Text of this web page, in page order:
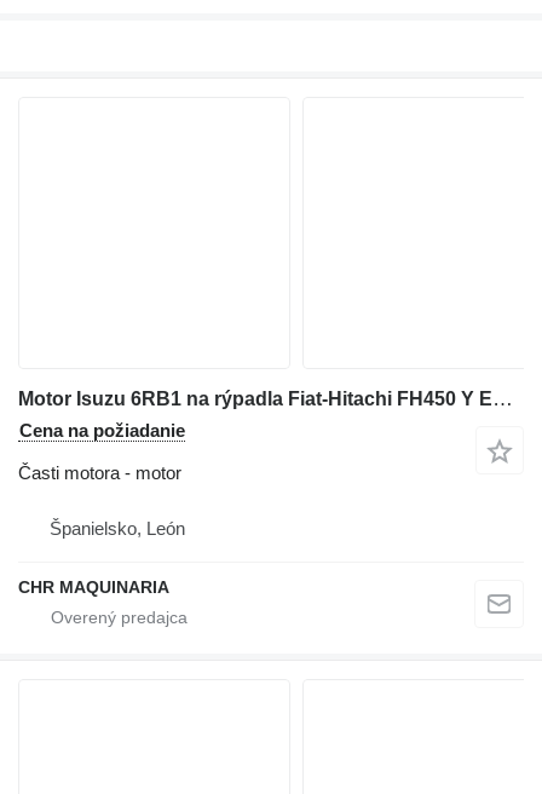
Motor Isuzu 6RB1 na rýpadla Fiat-Hitachi FH450 Y EX455
Cena na požiadanie
Časti motora - motor
Španielsko, León
CHR MAQUINARIA